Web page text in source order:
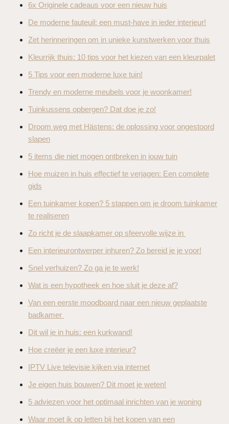
6x Originele cadeaus voor een nieuw huis
De moderne fauteuil: een must-have in ieder interieur!
Zet herinneringen om in unieke kunstwerken voor thuis
Kleurrijk thuis: 10 tips voor het kiezen van een kleurpalet
5 Tips voor een moderne luxe tuin!
Trendy en moderne meubels voor je woonkamer!
Tuinkussens opbergen? Dat doe je zo!
Droom weg met Hästens: de oplossing voor ongestoord
slapen
5 items die niet mogen ontbreken in jouw tuin
Hoe muizen in huis effectief te verjagen: Een complete
gids
Een tuinkamer kopen? 5 stappen om je droom tuinkamer
te realiseren
Zo richt je de slaapkamer op sfeervolle wijze in
Een interieurontwerper inhuren? Zo bereid je je voor!
Snel verhuizen? Zo ga je te werk!
Wat is een hypotheek en hoe sluit je deze af?
Van een eerste moodboard naar een nieuw geplaatste
badkamer
Dit wil je in huis: een kurkwand!
Hoe creëer je een luxe interieur?
IPTV Live televisie kijken via internet
Je eigen huis bouwen? Dit moet je weten!
5 adviezen voor het optimaal inrichten van je woning
Waar moet ik op letten bij het kopen van een